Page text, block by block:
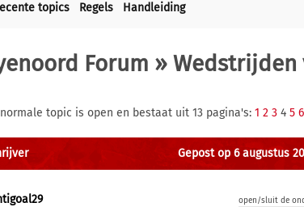
topics Regels Handleiding
Forum » Wedstrijden
normale topic is open en bestaat uit 13 pagina's: 1 2 3 4 5 6
Gepost op 6 augustus
open/sluit de